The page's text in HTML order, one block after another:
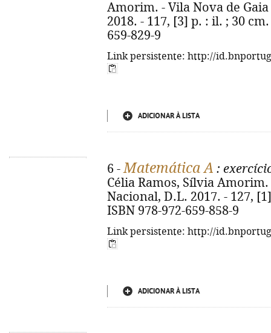
Amorim. - Vila Nova de
2018. - 117, [3] p. : il. ; 30
659-829-9
Link persistente: http://
ADICIONAR À LISTA
6 -Matemática A :
Célia Ramos, Sílvia
Nacional, D.L. 2017. - 127,
ISBN 978-972-659-858-9
Link persistente: http://
ADICIONAR À LISTA